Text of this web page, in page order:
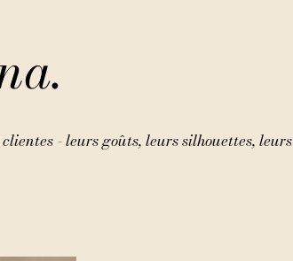
- leurs goûts, leurs silhouettes, leurs